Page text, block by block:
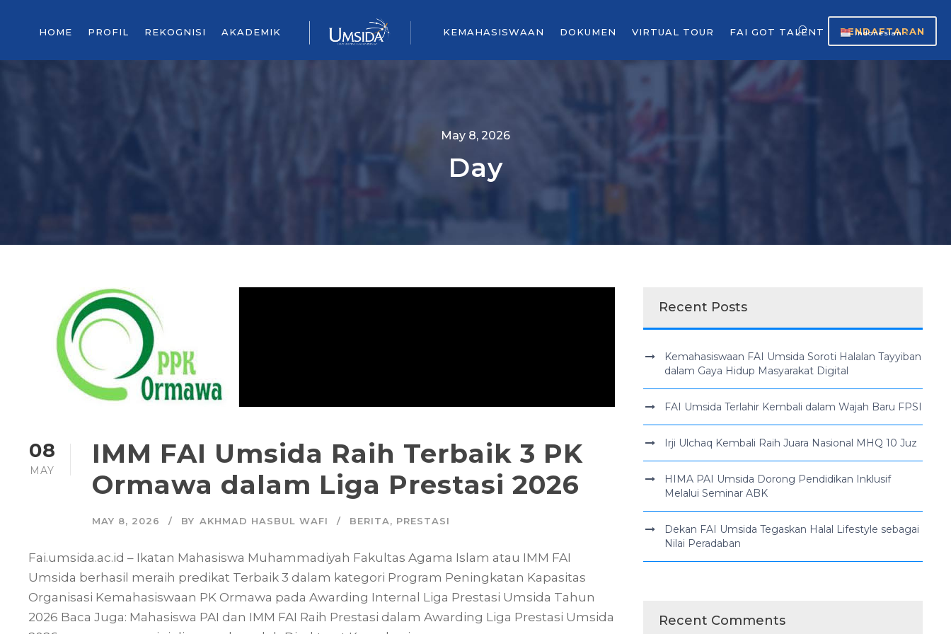
HOME PROFIL REKOGNISI AKADEMIK KEMAHASISWAAN DOKUMEN VIRTUAL TOUR FAI GOT TALENT Indonesian ▼
PENDAFTARAN
May 8, 2026
Day
08
MAY
IMM FAI Umsida Raih Terbaik 3 PK
Ormawa dalam Liga Prestasi 2026
MAY 8, 2026 BY AKHMAD HASBUL WAFI BERITA, PRESTASI
Fai.umsida.ac.id – Ikatan Mahasiswa Muhammadiyah Fakultas Agama Islam atau IMM FAI
Umsida berhasil meraih predikat Terbaik 3 dalam kategori Program Peningkatan Kapasitas
Organisasi Kemahasiswaan PK Ormawa pada Awarding Internal Liga Prestasi Umsida Tahun
2026 Baca Juga: Mahasiswa PAI dan IMM FAI Raih Prestasi dalam Awarding Liga Prestasi Umsida
Recent Posts
Kemahasiswaan FAI Umsida Soroti Halalan Tayyiban
dalam Gaya Hidup Masyarakat Digital
FAI Umsida Terlahir Kembali dalam Wajah Baru FPSI
Irji Ulchaq Kembali Raih Juara Nasional MHQ 10 Juz
HIMA PAI Umsida Dorong Pendidikan Inklusif
Melalui Seminar ABK
Dekan FAI Umsida Tegaskan Halal Lifestyle sebagai
Nilai Peradaban
Recent Comments